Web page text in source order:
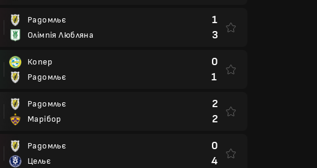
Радомльє
Олімпія Любляна
1
3
Копер
Радомльє
0
1
Радомльє
Марібор
2
2
Радомльє
Цельє
0
4